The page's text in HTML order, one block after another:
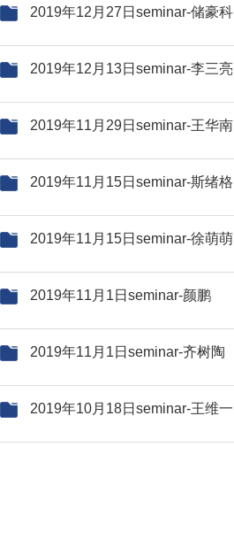
2019年12月27日seminar-储豪科
2019年12月13日seminar-李三亮
2019年11月29日seminar-王华南
2019年11月15日seminar-斯绪格
2019年11月15日seminar-徐萌萌
2019年11月1日seminar-颜鹏
2019年11月1日seminar-齐树陶
2019年10月18日seminar-王维一